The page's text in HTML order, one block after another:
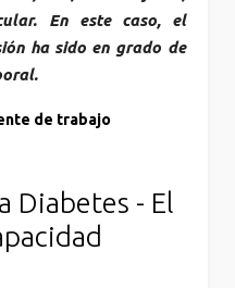
En este caso, el
ha sido en grado de
de trabajo
Diabetes - El